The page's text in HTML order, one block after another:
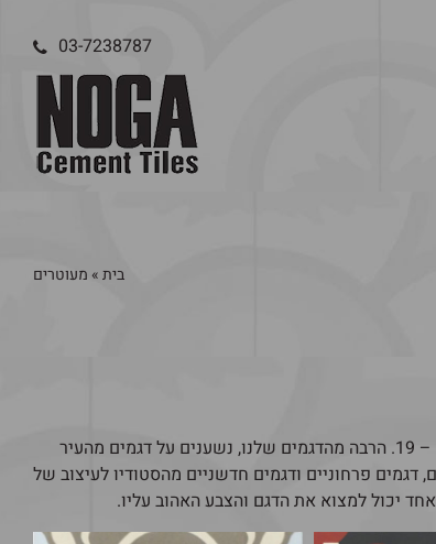
03-7238787
בית»מעוטרים
הקולקציה של האריחים המעוטרים של נגה אריחי בטון מתכתבת עם דגמים הסטוריים מאמצע המאה ה – 19. הרבה מהדגמים שלנו, נשענים על דגמים מהעיר
דגמים פרחוניים ודגמים חדשניים מהסטודיו לעיצוב של
יכול למצוא את הדגם והצבע האהוב עליו.